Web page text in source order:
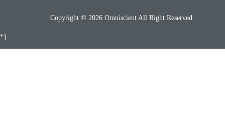
Copyright © 2026 Omniscient All Right Reserved.
*}